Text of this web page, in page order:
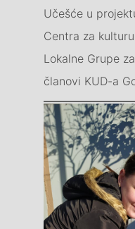
Učešće u
Centra za
Lokalne Grupe
članovi KUD-a